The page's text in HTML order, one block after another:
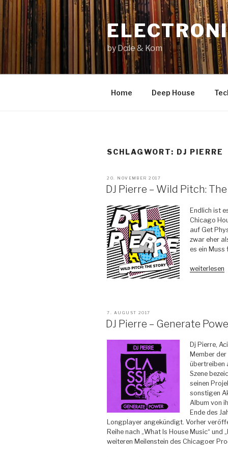
springen
by Dole & Kom
Home Deep House
SCHLAGWORT: DJ PIERRE
VERÖFFENTLICHT
AM
20. NOVEMBER 2017
DJ Pierre – Wild Pitch:
Endlich ist
Chicago
auf Get
zwar eher
es ein Muss
„DJ
Story
–
Get
Physical“
weiterlesen
VERÖFFENTLICHT
7. AUGUST 2017
DJ Pierre – Generate
Dj Pierre,
Member
übertreiben
Szene
seinen
sonstigen
Album von
Ende des
Longplayer angekündigt. Vorher
Reihe nach „What Is House Music“
weiteren Meilenstein des Chicagoer